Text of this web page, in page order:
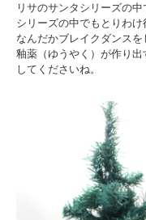
リサのサンタシリーズの
シリーズの中でもとりわ
なんだかブレイクダンスを
釉薬（ゆうやく）が作り
してくださいね。